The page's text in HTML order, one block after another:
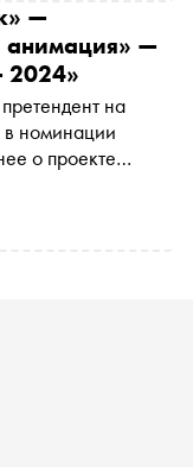
—
анимация» —
2024»
на
номинации
о проекте